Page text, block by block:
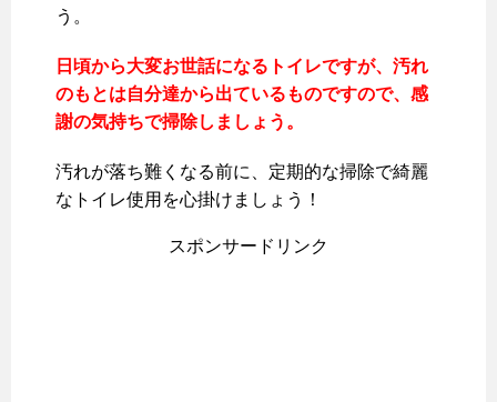
う。
日頃から大変お世話になるトイレですが、汚れ
のもとは自分達から出ているものですので、感
謝の気持ちで掃除しましょう。
汚れが落ち難くなる前に、定期的な掃除で綺麗
なトイレ使用を心掛けましょう！
スポンサードリンク